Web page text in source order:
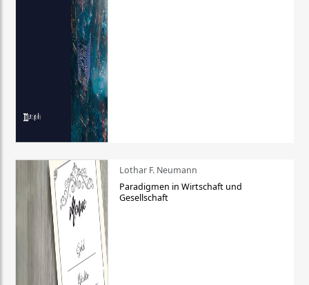
Lothar F. Neumann
Paradigmen in Wirtschaft und
Gesellschaft